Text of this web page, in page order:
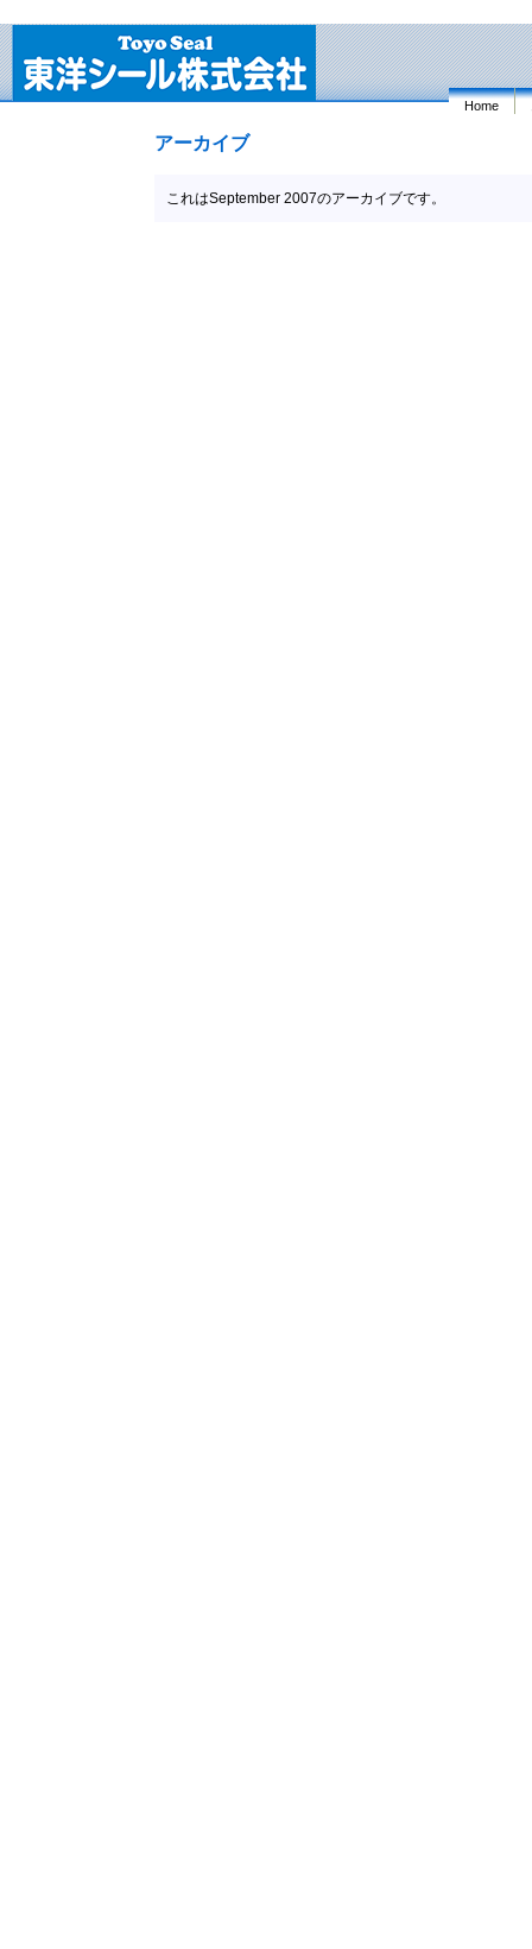
Home
アーカイブ
これはSeptember 2007のアーカイブです。